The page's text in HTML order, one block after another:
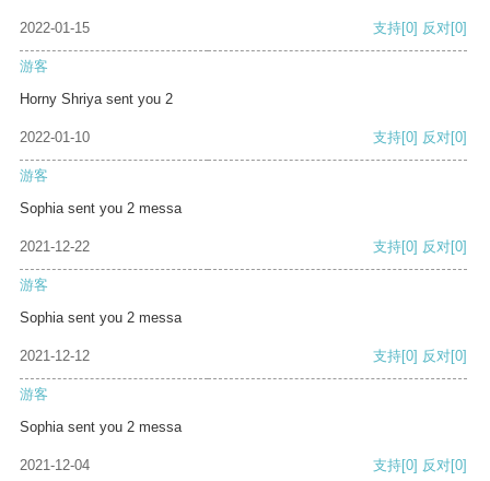
2022-01-15 支持[0] 反对[0]
游客
Horny Shriya sent you 2
2022-01-10 支持[0] 反对[0]
游客
Sophia sent you 2 messa
2021-12-22 支持[0] 反对[0]
游客
Sophia sent you 2 messa
2021-12-12 支持[0] 反对[0]
游客
Sophia sent you 2 messa
2021-12-04 支持[0] 反对[0]